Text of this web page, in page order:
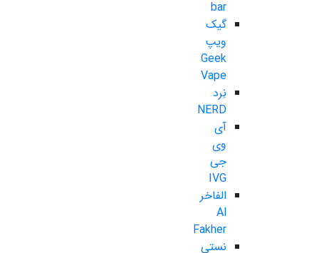
bar
گیک
ویپ
Geek
Vape
نِرد
NERD
آی
وی
جی
IVG
الفاخر
Al
Fakher
نستی